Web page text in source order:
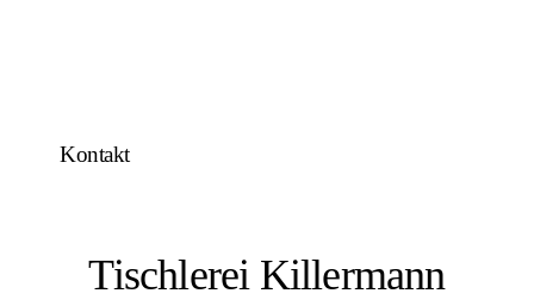
Kontakt
Tischlerei Killermann